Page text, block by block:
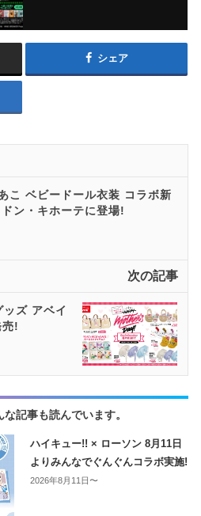
シェア
こ ベビードール衣装 コラボ新
ン・キホーテに登場!
次の記事
ズ アベイ
売!
記事も読んでいます。
ハイキュー!! × ローソン 8月11日
よりみんなでぐんぐんコラボ実施!
2026年8月11日〜